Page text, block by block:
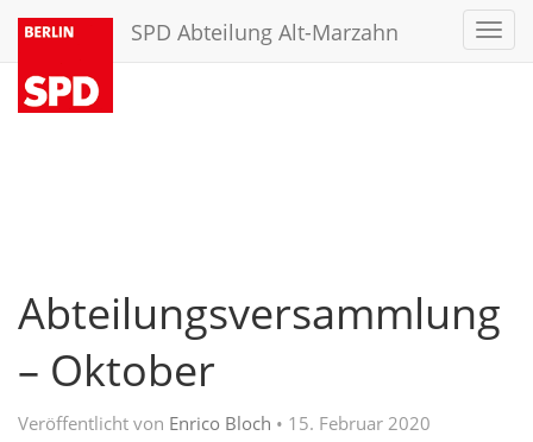
SPD Abteilung Alt-Marzahn
Abteilungsversammlung
– Oktober
Veröffentlicht von Enrico Bloch • 15. Februar 2020